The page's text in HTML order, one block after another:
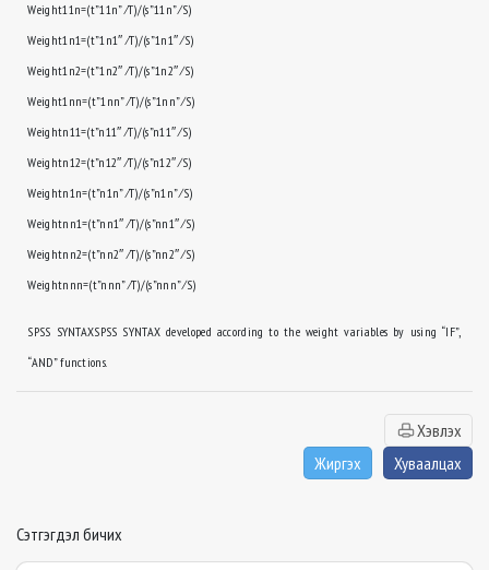
Weight11n=(t”11n” ⁄T)/(s”11n” ⁄S)
Weight1n1=(t”1n1″ ⁄T)/(s”1n1″ ⁄S)
Weight1n2=(t”1n2″ ⁄T)/(s”1n2″ ⁄S)
Weight1nn=(t”1nn” ⁄T)/(s”1nn” ⁄S)
Weightn11=(t”n11″ ⁄T)/(s”n11″ ⁄S)
Weightn12=(t”n12″ ⁄T)/(s”n12″ ⁄S)
Weightn1n=(t”n1n” ⁄T)/(s”n1n” ⁄S)
Weightnn1=(t”nn1″ ⁄T)/(s”nn1″ ⁄S)
Weightnn2=(t”nn2″ ⁄T)/(s”nn2″ ⁄S)
Weightnnn=(t”nnn” ⁄T)/(s”nnn” ⁄S)
SPSS SYNTAXSPSS SYNTAX developed according to the weight variables by using “IF”,
“AND” functions.
Хэвлэх
Жиргэх
Хуваалцах
Сэтгэгдэл бичих